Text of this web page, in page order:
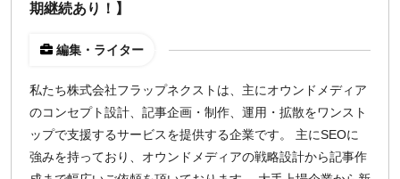
期継続あり！】
編集・ライター
私たち株式会社フラップネクストは、主にオウンドメディア
のコンセプト設計、記事企画・制作、運用・拡散をワンスト
ップで支援するサービスを提供する企業です。 主にSEOに
強みを持っており、オウンドメディアの戦略設計から記事作